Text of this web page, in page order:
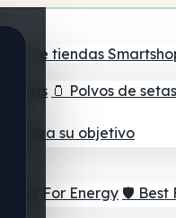
de tiendas
setas 🫙 Polvos de setas
para su objetivo
⚡ Best For Energy 🛡️ Best